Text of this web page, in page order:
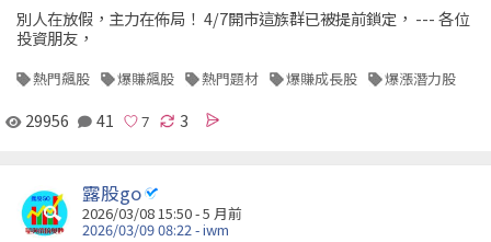
別人在放假，主力在佈局！ 4/7開市這族群已被提前鎖定， --- 各位
投資朋友，
熱門飆股 爆賺飆股 熱門題材 爆賺成長股 爆漲潛力股
29956 41 3
露股go
2026/03/08 15:50 - 5 月前
2026/03/09 08:22 - iwm